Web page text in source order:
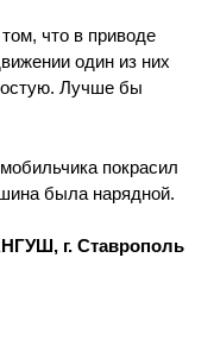
что в приводе
один из них
Лучше бы
покрасил
была нарядной.
г. Ставрополь